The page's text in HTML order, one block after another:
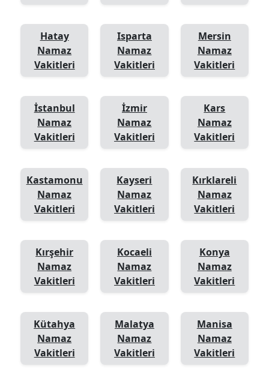
Hatay
Namaz
Vakitleri
Isparta
Namaz
Vakitleri
Mersin
Namaz
Vakitleri
İstanbul
Namaz
Vakitleri
İzmir
Namaz
Vakitleri
Kars
Namaz
Vakitleri
Kastamonu
Namaz
Vakitleri
Kayseri
Namaz
Vakitleri
Kırklareli
Namaz
Vakitleri
Kırşehir
Namaz
Vakitleri
Kocaeli
Namaz
Vakitleri
Konya
Namaz
Vakitleri
Kütahya
Namaz
Vakitleri
Malatya
Namaz
Vakitleri
Manisa
Namaz
Vakitleri